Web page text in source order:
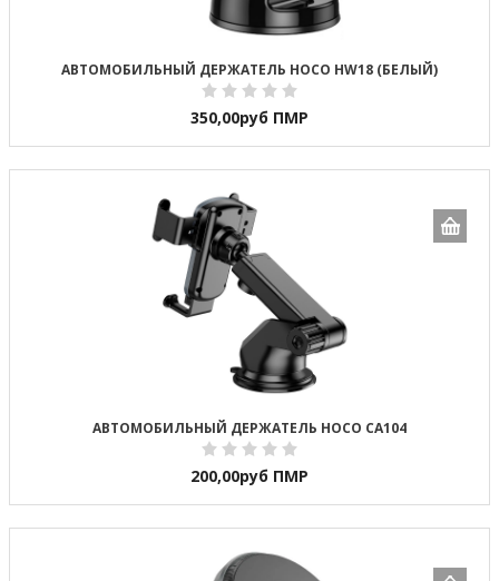
АВТОМОБИЛЬНЫЙ ДЕРЖАТЕЛЬ HOCO HW18 (БЕЛЫЙ)
350,00руб ПМР
АВТОМОБИЛЬНЫЙ ДЕРЖАТЕЛЬ HOCO CA104
200,00руб ПМР